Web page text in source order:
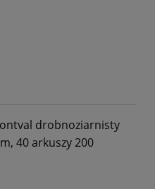
drobnoziarnisty
40 arkuszy 200